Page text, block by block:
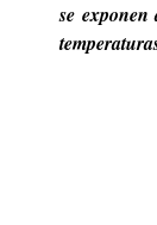
se